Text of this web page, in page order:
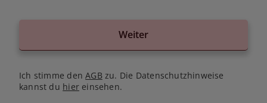
Weiter
Ich stimme denAGB zu. Die Datenschutzhinweise
kannst du hiereinsehen.